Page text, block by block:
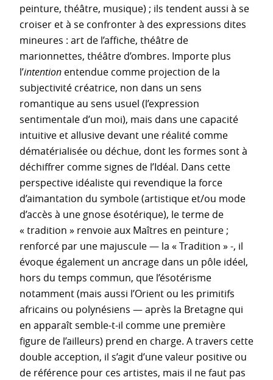
peinture, théâtre, musique) ; ils tendent aussi à se
croiser et à se confronter à des expressions dites
mineures : art de l’affiche, théâtre de
marionnettes, théâtre d’ombres. Importe plus
l’intention entendue comme projection de la
subjectivité créatrice, non dans un sens
romantique au sens usuel (l’expression
sentimentale d’un moi), mais dans une capacité
intuitive et allusive devant une réalité comme
dématérialisée ou déchue, dont les formes sont à
déchiffrer comme signes de l’Idéal. Dans cette
perspective idéaliste qui revendique la force
d’aimantation du symbole (artistique et/ou mode
d’accès à une gnose ésotérique), le terme de
« tradition » renvoie aux Maîtres en peinture ;
renforcé par une majuscule — la « Tradition » -, il
évoque également un ancrage dans un pôle idéel,
hors du temps commun, que l’ésotérisme
notamment (mais aussi l’Orient ou les primitifs
africains ou polynésiens — après la Bretagne qui
en apparaît semble-t-il comme une première
figure de l’ailleurs) prend en charge. A travers cette
double acception, il s’agit d’une valeur positive ou
de référence pour ces artistes, mais il ne faut pas